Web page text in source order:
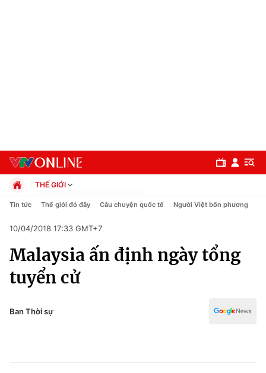
Chuyên mục
Chính trị
THẾ GIỚI
Chính trị
Pháp luật
Kinh tế
Thể thao
Truyền hình
Y tế
Tin tức Thế giới đó đây Câu chuyện quốc tế Người Việt bốn phương
10/04/2018 17:33 GMT+7
Malaysia ấn định ngày tổng
tuyển cử
Ban Thời sự